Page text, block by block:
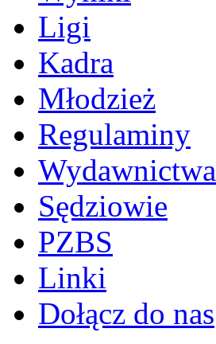
Ligi
Kadra
Młodzież
Regulaminy
Wydawnictwa
Sędziowie
PZBS
Linki
Dołącz do nas